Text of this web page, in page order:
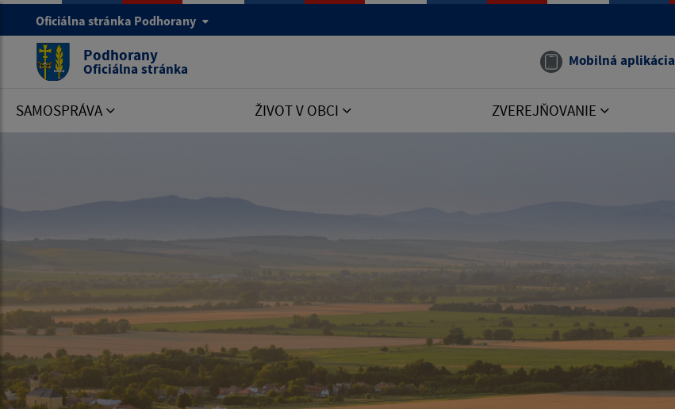
Oficiálna stránka Podhorany
Podhorany
Oficiálna stránka Mobilná aplikácia
SAMOSPRÁVA ŽIVOT V OBCI ZVEREJŇOVANIE